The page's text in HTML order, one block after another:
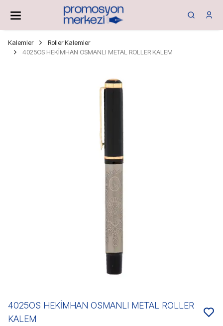
Kalemler
Roller Kalemler
4025OS HEKİMHAN OSMANLI METAL ROLLER KALEM
4025OS HEKİMHAN OSMANLI METAL ROLLER
KALEM